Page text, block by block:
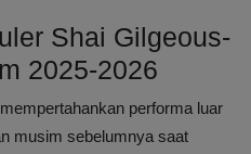
Shai Gilgeous-
2025-2026
performa luar
musim sebelumnya saat